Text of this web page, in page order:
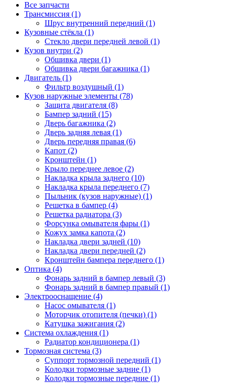
Все запчасти
Трансмиссия (1)
Шрус внутренний передний (1)
Кузовные стёкла (1)
Стекло двери передней левой (1)
Кузов внутри (2)
Обшивка двери (1)
Обшивка двери багажника (1)
Двигатель (1)
Фильтр воздушный (1)
Кузов наружные элементы (78)
Защита двигателя (8)
Бампер задний (15)
Дверь багажника (2)
Дверь задняя левая (1)
Дверь передняя правая (6)
Капот (2)
Кронштейн (1)
Крыло переднее левое (2)
Накладка крыла заднего (10)
Накладка крыла переднего (7)
Пыльник (кузов наружные) (1)
Решетка в бампер (4)
Решетка радиатора (3)
Форсунка омывателя фары (1)
Кожух замка капота (2)
Накладка двери задней (10)
Накладка двери передней (2)
Кронштейн бампера переднего (1)
Оптика (4)
Фонарь задний в бампер левый (3)
Фонарь задний в бампер правый (1)
Электрооснащение (4)
Насос омывателя (1)
Моторчик отопителя (печки) (1)
Катушка зажигания (2)
Система охлаждения (1)
Радиатор кондиционера (1)
Тормозная система (3)
Суппорт тормозной передний (1)
Колодки тормозные задние (1)
Колодки тормозные передние (1)